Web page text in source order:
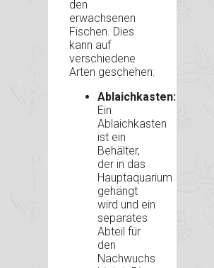
den
erwachsenen
Fischen. Dies
kann auf
verschiedene
Arten geschehen:
Ablaichkasten:
Ein
Ablaichkasten
ist ein
Behälter,
der in das
Hauptaquarium
gehängt
wird und ein
separates
Abteil für
den
Nachwuchs